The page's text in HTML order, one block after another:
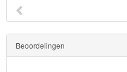
Beoordelingen